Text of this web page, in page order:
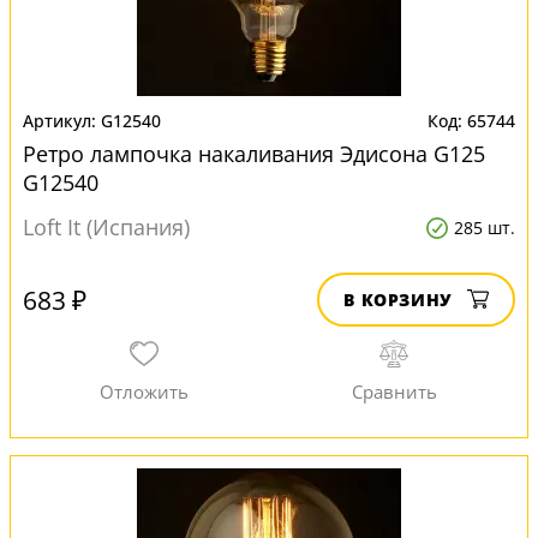
G12540 65744
Ретро лампочка накаливания Эдисона G125
G12540
Loft It (Испания)
285 шт.
683 ₽ В КОРЗИНУ